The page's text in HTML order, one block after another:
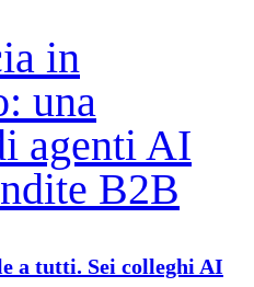
in
una
agenti AI
B2B
a tutti. Sei colleghi AI